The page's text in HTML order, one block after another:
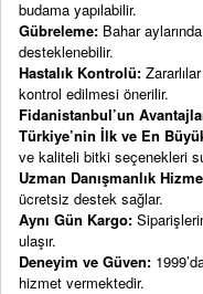
budama yapılabilir.
Gübreleme: Bahar
desteklenebilir.
Hastalık Kontrolü:
kontrol edilmesi önerilir.
Fidanistanbul’un
Türkiye’nin İlk ve En
ve kaliteli bitki seçenekleri
Uzman Danışmanlık
ücretsiz destek sağlar.
Aynı Gün Kargo:
ulaşır.
Deneyim ve Güven:
hizmet vermektedir.